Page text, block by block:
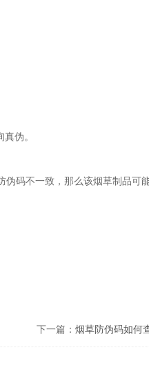
伪。
伪码不一致，那么该烟草制品可
下一篇： 烟草防伪码如何